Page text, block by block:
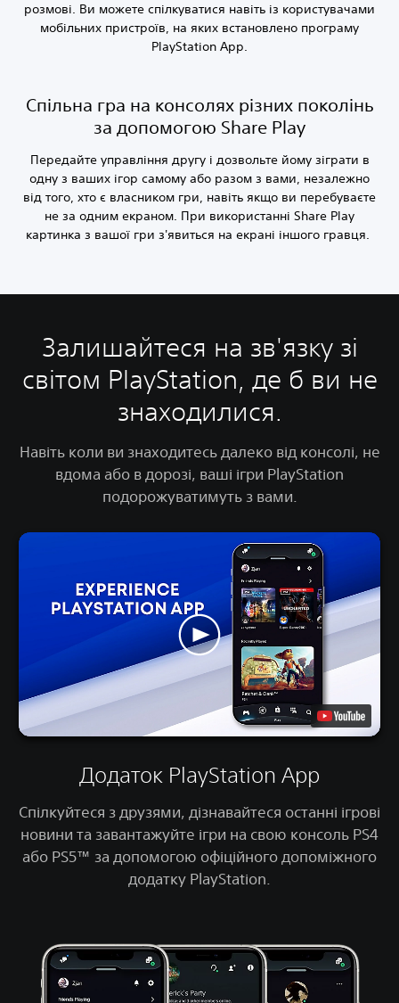
розмові. Ви можете спілкуватися навіть із користувачами
мобільних пристроїв, на яких встановлено програму
PlayStation App.
Спільна гра на консолях різних поколінь
за допомогою Share Play
Передайте управління другу і дозвольте йому зіграти в
одну з ваших ігор самому або разом з вами, незалежно
від того, хто є власником гри, навіть якщо ви перебуваєте
не за одним екраном. При використанні Share Play
картинка з вашої гри з'явиться на екрані іншого гравця.
Залишайтеся на зв'язку зі
світом PlayStation, де б ви не
знаходилися.
Навіть коли ви знаходитесь далеко від консолі, не
вдома або в дорозі, ваші ігри PlayStation
подорожуватимуть з вами.
Додаток PlayStation App
Спілкуйтеся з друзями, дізнавайтеся останні ігрові
новини та завантажуйте ігри на свою консоль PS4
або PS5™ за допомогою офіційного допоміжного
додатку PlayStation.